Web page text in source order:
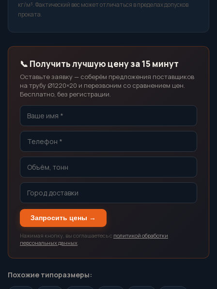
кг/м³. Фактический вес может отличаться в пределах допусков
проката.
📞 Получить лучшую цену за 15 минут
Оставьте заявку — соберём предложения поставщиков
на трубу Ø1220×20 и перезвоним со сравнением цен.
Бесплатно, без регистрации.
Запросить цены →
Нажимая кнопку, вы соглашаетесь с политикой обработки
персональных данных.
Похожие типоразмеры: